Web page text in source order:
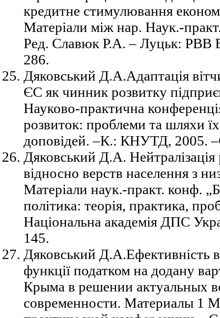
кредитне стимулювання
Матеріали між нар. Наук.-
Ред. Славюк Р.А. – Луцьк:
286.
Дяковський Д.А.Адаптація
ЄС як чинник розвитку
Науково-практична
розвиток: проблеми та шляхи
доповідей. –К.: КНУТД, 2005.
Дяковський Д.А.
відносно верств населення з
Матеріали наук.-практ. конф.
політика: теорія, практика,
Національна академія ДПС
145.
Дяковський Д.А.Ефективність
функції податком на додану
Крыма в решении актуальных
современности. Материалы 1